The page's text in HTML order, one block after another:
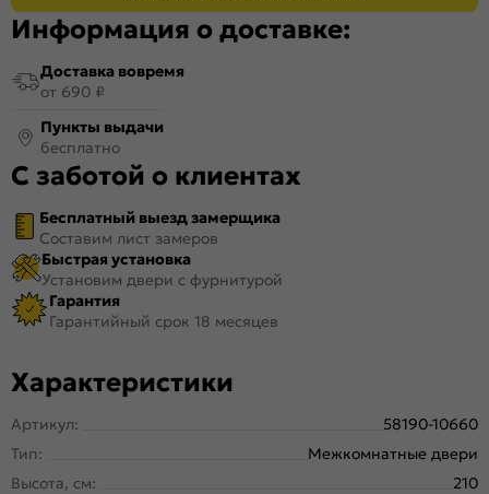
Информация о доставке:
Доставка вовремя
от 690 ₽
Пункты выдачи
бесплатно
С заботой о клиентах
Бесплатный выезд замерщика
Составим лист замеров
Быстрая установка
Установим двери с фурнитурой
Гарантия
Гарантийный срок 18 месяцев
Характеристики
Артикул:
58190-10660
Тип:
Межкомнатные двери
Высота, см:
210